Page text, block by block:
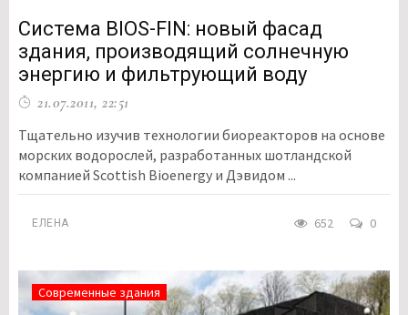
Система BIOS-FIN: новый фасад
здания, производящий солнечную
энергию и фильтрующий воду
21.07.2011, 22:51
Тщательно изучив технологии биореакторов на основе
морских водорослей, разработанных шотландской
компанией Scottish Bioenergy и Дэвидом ...
ЕЛЕНА 652 0
Современные здания